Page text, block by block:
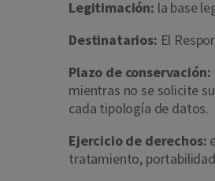
Legitimación: la base
Destinatarios: El
Plazo de conservación:
mientras no se solicite
cada tipología de datos.
Ejercicio de derechos:
tratamiento,